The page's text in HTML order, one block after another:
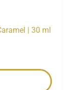
| 30 ml